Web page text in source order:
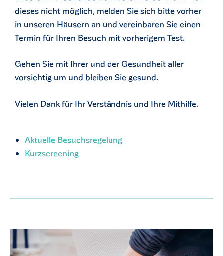
dieses nicht möglich, melden Sie sich bitte vorher
in unseren Häusern an und vereinbaren Sie einen
Termin für Ihren Besuch mit vorherigem Test.
Gehen Sie mit Ihrer und der Gesundheit aller
vorsichtig um und bleiben Sie gesund.
Vielen Dank für Ihr Verständnis und Ihre Mithilfe.
Aktuelle Besuchsregelung
Kurzscreening